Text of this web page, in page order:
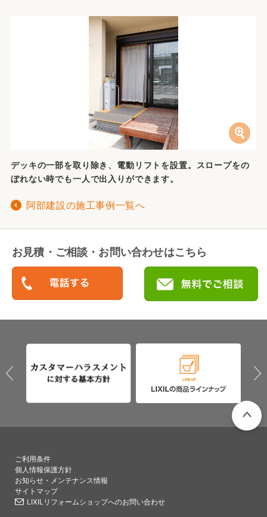
デッキの一部を取り除き、電動リフトを設置。スロープをの
ぼれない時でも一人で出入りができます。
阿部建設の施工事例一覧へ
お見積・ご相談・お問い合わせはこちら
ご利用条件
個人情報保護方針
お知らせ・メンテナンス情報
サイトマップ
LIXILリフォームショップへのお問い合わせ